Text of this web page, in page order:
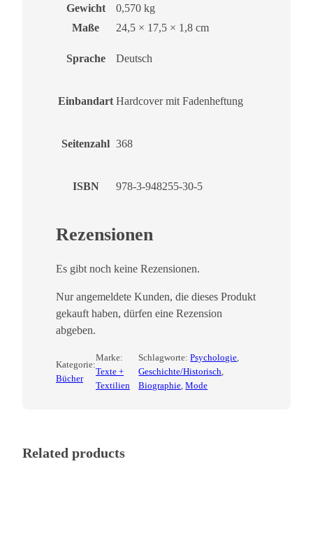
Gewicht
0,570 kg
Maße
24,5 × 17,5 × 1,8 cm
Sprache Deutsch
Einbandart Hardcover mit Fadenheftung
Seitenzahl 368
ISBN 978-3-948255-30-5
Rezensionen
Es gibt noch keine Rezensionen.
Nur angemeldete Kunden, die dieses Produkt
gekauft haben, dürfen eine Rezension
abgeben.
Kategorie:
Bücher
Marke:
Texte +
Textilien
Schlagworte:Psychologie
Geschichte/Historisch
Biographie , Mode
Related products